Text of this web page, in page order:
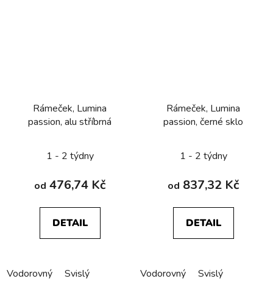
Rámeček, Lumina
passion, alu stříbrná
1 - 2 týdny
od 476,74 Kč
DETAIL
Vodorovný Svislý
Rámeček, Lumina
passion, černé sklo
1 - 2 týdny
od 837,32 Kč
DETAIL
Vodorovný Svislý